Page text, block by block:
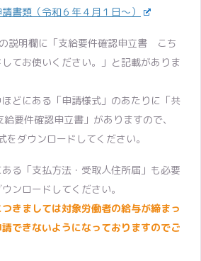
書類（令和６年４月１日～）
説明欄に「支給要件確認申立書 こち
てお使いください。」と記載がありま
どにある「申請様式」のあたりに「共
要件確認申立書」がありますので、
をダウンロードしてください。
る「支払方法・受取人住所届」も必要
ンロードしてください。
きましては対象労働者の給与が締まっ
できないようになっておりますのでご